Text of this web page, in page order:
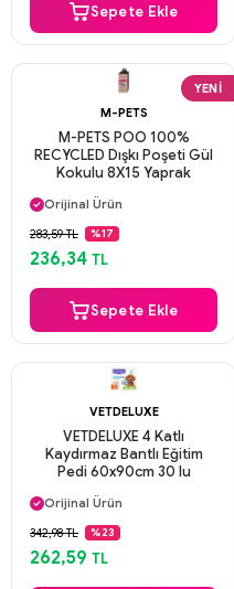
Sepete Ekle
YENI
M-PETS
M-PETS POO 100%
RECYCLED Dışkı Poşeti Gül
Kokulu 8X15 Yaprak
Aynı Gün Kargo
Orijinal Ürün
Güvenli Ödeme
Aynı Gün Kargo
283,59 TL %17
236,34 TL
Sepete Ekle
VETDELUXE
VETDELUXE 4 Katlı
Kaydırmaz Bantlı Eğitim
Pedi 60x90cm 30 lu
Aynı Gün Kargo
Orijinal Ürün
Güvenli Ödeme
Aynı Gün Kargo
342,98 TL %23
262,59 TL